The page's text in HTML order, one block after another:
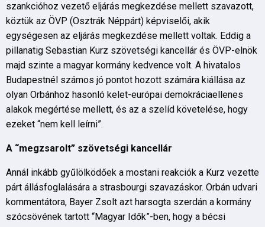
szankcióhoz vezető eljárás megkezdése mellett szavazott,
köztük az ÖVP (Osztrák Néppárt) képviselői, akik
egységesen az eljárás megkezdése mellett voltak. Eddig a
pillanatig Sebastian Kurz szövetségi kancellár és ÖVP-elnök
majd szinte a magyar kormány kedvence volt. A hivatalos
Budapestnél számos jó pontot hozott számára kiállása az
olyan Orbánhoz hasonló kelet-európai demokráciaellenes
alakok megértése mellett, és az a szelíd követelése, hogy
ezeket “nem kell leírni”.
A “megzsarolt” szövetségi kancellár
Annál inkább gyűlölködőek a mostani reakciók a Kurz vezette
párt állásfoglalására a strasbourgi szavazáskor. Orbán udvari
kommentátora, Bayer Zsolt azt harsogta szerdán a kormány
szócsövének tartott “Magyar Idők”-ben, hogy a bécsi